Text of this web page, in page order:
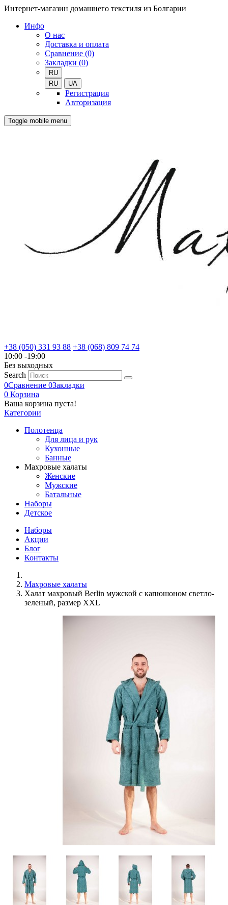
Интернет-магазин домашнего текстиля из Болгарии
Инфо
О нас
Доставка и оплата
Сравнение (0)
Закладки (0)
RU
RU
UA
Регистрация
Авторизация
Toggle mobile menu
+38 (050) 331 93 88 +38 (068) 809 74 74
10:00 -19:00
Без выходных
Search
0Сравнение 0Закладки
0 Корзина
Ваша корзина пуста!
Категории
Полотенца
Для лица и рук
Кухонные
Банные
Махровые халаты
Женские
Мужские
Батальные
Наборы
Детское
Наборы
Акции
Блог
Контакты
Махровые халаты
Халат махровый Berlin мужской с капюшоном светло-
зеленый, размер XXL